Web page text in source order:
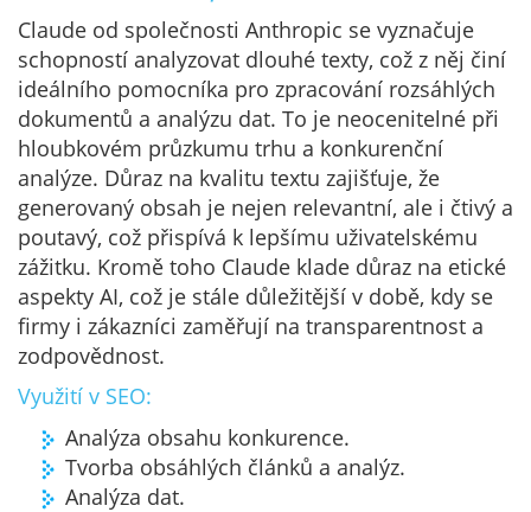
Claude od společnosti Anthropic se vyznačuje
schopností analyzovat dlouhé texty, což z něj činí
ideálního pomocníka pro zpracování rozsáhlých
dokumentů a analýzu dat. To je neocenitelné při
hloubkovém průzkumu trhu a konkurenční
analýze. Důraz na kvalitu textu zajišťuje, že
generovaný obsah je nejen relevantní, ale i čtivý a
poutavý, což přispívá k lepšímu uživatelskému
zážitku. Kromě toho Claude klade důraz na etické
aspekty AI, což je stále důležitější v době, kdy se
firmy i zákazníci zaměřují na transparentnost a
zodpovědnost.
Využití v SEO:
Analýza obsahu konkurence.
Tvorba obsáhlých článků a analýz.
Analýza dat.